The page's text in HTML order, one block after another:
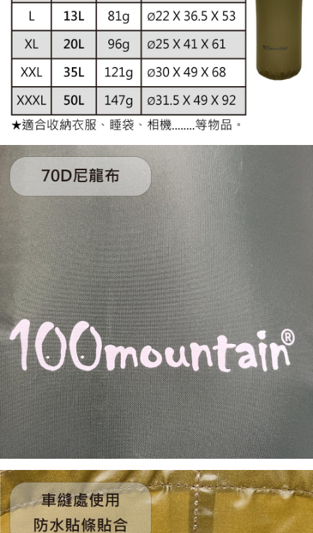
任。
４．使用「AFTEE先享後付」時，將依據個別帳號之用戶狀況，依本公司即
時審查核予不同之上限額度；若仍有額度不足之情形，本公司將視審查結果
請求用戶進行身份認證。
５．嚴禁一人註冊多個帳號或使用他人資訊註冊。若發現惡意使用之情形，
恩沛科技股份有限公司將有權停止該用戶之使用額度並採取法律行動。